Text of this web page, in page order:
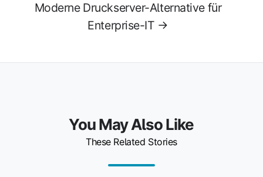
Moderne Druckserver-Alternative für
Enterprise-IT →
You May Also Like
These Related Stories